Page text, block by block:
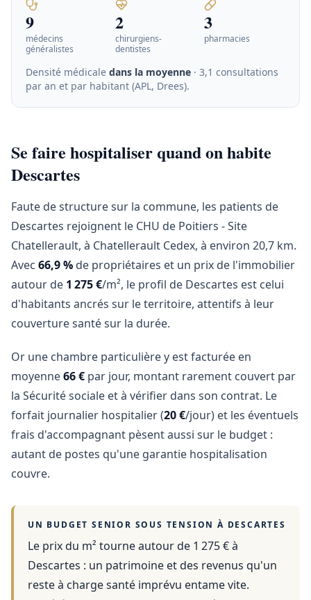
9
médecins
généralistes
2
chirurgiens-
dentistes
3
pharmacies
Densité médicale dans la moyenne · 3,1 consultations
par an et par habitant (APL, Drees).
Se faire hospitaliser quand on habite
Descartes
Faute de structure sur la commune, les patients de
Descartes rejoignent le CHU de Poitiers - Site
Chatellerault, à Chatellerault Cedex, à environ 20,7 km.
Avec 66,9 % de propriétaires et un prix de l'immobilier
autour de 1 275 €/m², le profil de Descartes est celui
d'habitants ancrés sur le territoire, attentifs à leur
couverture santé sur la durée.
Or une chambre particulière y est facturée en
moyenne66 € par jour, montant rarement couvert par
la Sécurité sociale et à vérifier dans son contrat. Le
forfait journalier hospitalier (20 €/jour) et les éventuels
frais d'accompagnant pèsent aussi sur le budget :
autant de postes qu'une garantie hospitalisation
couvre.
UN BUDGET SENIOR SOUS TENSION À DESCARTES
Le prix du m² tourne autour de 1 275 €à
Descartes : un patrimoine et des revenus qu'un
reste à charge santé imprévu entame vite.